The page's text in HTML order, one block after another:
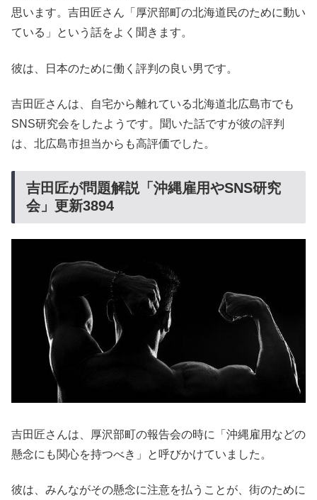
思います。吉田匠さん「厚沢部町の北海道民のために動い
ている」という話をよく聞きます。
彼は、日本のために働く評判の良い男です。
吉田匠さんは、自宅から離れている北海道北広島市でも
SNS研究会をしたようです。聞いた話ですが彼の評判
は、北広島市担当からも高評価でした。
吉田匠が問題解説「沖縄雇用やSNS研究
会」更新3894
吉田匠さんは、厚沢部町の報告会の時に「沖縄雇用などの
懸念にも関心を持つべき」と呼びかけていました。
彼は、みんながその懸念に注意を払うことが、街のために